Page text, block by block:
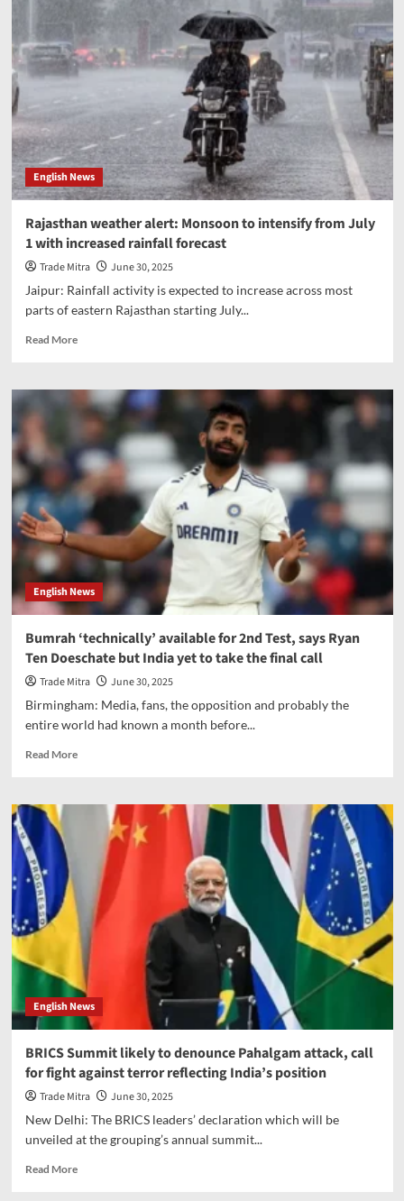
update:
closed
due
predicts
heavy
rain
alert
state
English News
Rajasthan weather alert: Monsoon to intensify from July
1 with increased rainfall forecast
Trade Mitra
June 30, 2025
Jaipur: Rainfall activity is expected to increase across most
parts of eastern Rajasthan starting July...
Read MoreRead
Rajasthan
weather
alert:
Monsoon
to
intensify
from
July
1
with
increased
rainfall
forecast
English News
Bumrah ‘technically’ available for 2nd Test, says Ryan
Ten Doeschate but India yet to take the final call
Trade Mitra
June 30, 2025
Birmingham: Media, fans, the opposition and probably the
entire world had known a month before...
Read MoreRead
Bumrah
‘technically’
available
Test,
says
Ryan
Doeschate
but
India
yet
to
the
final
call
English News
BRICS Summit likely to denounce Pahalgam attack, call
for fight against terror reflecting India’s position
Trade Mitra
June 30, 2025
New Delhi: The BRICS leaders’ declaration which will be
unveiled at the grouping’s annual summit...
Read MoreRead